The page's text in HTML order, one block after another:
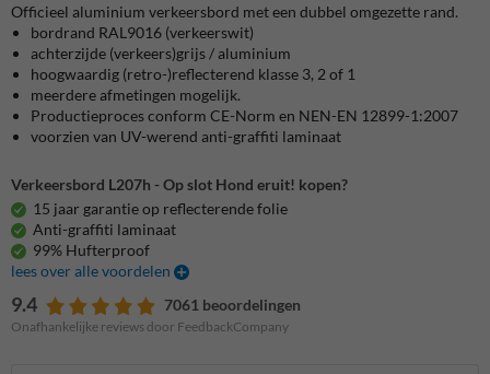
Officieel aluminium verkeersbord met een dubbel omgezette rand.
bordrand RAL9016 (verkeerswit)
achterzijde (verkeers)grijs / aluminium
hoogwaardig (retro-)reflecterend klasse 3, 2 of 1
meerdere afmetingen mogelijk.
Productieproces conform CE-Norm en NEN-EN 12899-1:2007
voorzien van UV-werend anti-graffiti laminaat
Verkeersbord L207h - Op slot Hond eruit! kopen?
15 jaar garantie op reflecterende folie
Anti-graffiti laminaat
99% Hufterproof
lees over alle voordelen
9.4 7061 beoordelingen
Onafhankelijke reviews door FeedbackCompany